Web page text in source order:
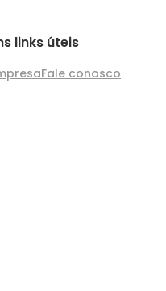
links úteis
Fale conosco